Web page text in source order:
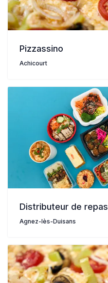
Pizzassino
Achicourt
Distributeur de repas
Agnez-lès-Duisans